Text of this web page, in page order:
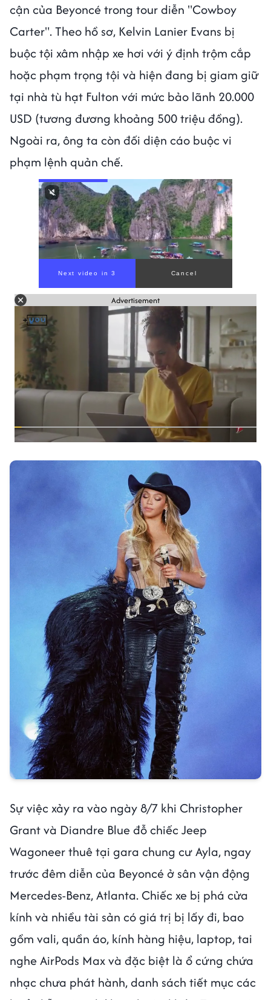
cận của Beyoncé trong tour diễn "Cowboy
Carter". Theo hồ sơ, Kelvin Lanier Evans bị
buộc tội xâm nhập xe hơi với ý định trộm cắp
hoặc phạm trọng tội và hiện đang bị giam giữ
tại nhà tù hạt Fulton với mức bảo lãnh 20.000
USD (tương đương khoảng 500 triệu đồng).
Ngoài ra, ông ta còn đối diện cáo buộc vi
phạm lệnh quản chế.
Advertisement
Sự việc xảy ra vào ngày 8/7 khi Christopher
Grant và Diandre Blue đỗ chiếc Jeep
Wagoneer thuê tại gara chung cư Ayla, ngay
trước đêm diễn của Beyoncé ở sân vận động
Mercedes-Benz, Atlanta. Chiếc xe bị phá cửa
kính và nhiều tài sản có giá trị bị lấy đi, bao
gồm vali, quần áo, kính hàng hiệu, laptop, tai
nghe AirPods Max và đặc biệt là ổ cứng chứa
nhạc chưa phát hành, danh sách tiết mục các